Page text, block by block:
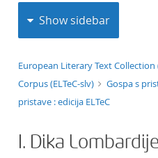
Show sidebar
European Literary Text Collection
Corpus (ELTeC-slv)
Gospa s
pristave : edicija ELTeC
I. Dika